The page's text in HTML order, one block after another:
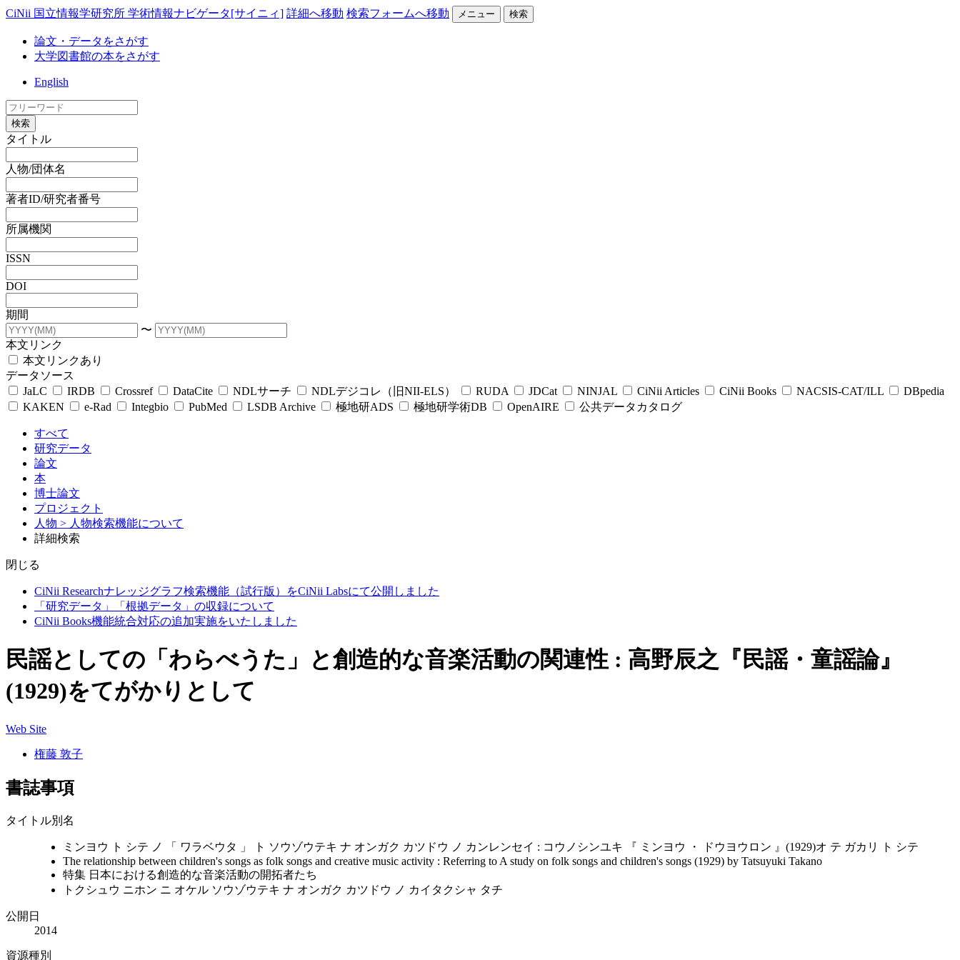
CiNii 国立情報学研究所 学術情報ナビゲータ[サイニィ] 詳細へ移動 検索フォームへ移動 メニュー 検索
論文・データをさがす
大学図書館の本をさがす
English
検索
タイトル
人物/団体名
著者ID/研究者番号
所属機関
ISSN
DOI
期間
〜
本文リンク
本文リンクあり
データソース
JaLC
IRDB Crossref DataCite NDLサーチ NDLデジコレ（旧NII-ELS） RUDA JDCat NINJAL CiNii Articles CiNii Books NACSIS-CAT/ILL
DBpedia
KAKEN
e-Rad Integbio PubMed LSDB Archive 極地研ADS 極地研学術DB OpenAIRE 公共データカタログ
すべて
研究データ
論文
本
博士論文
プロジェクト
人物 > 人物検索機能について
詳細検索
閉じる
CiNii Researchナレッジグラフ検索機能（試行版）をCiNii Labsにて公開しました
「研究データ」「根拠データ」の収録について
CiNii Books機能統合対応の追加実施をいたしました
民謡としての「わらべうた」と創造的な音楽活動の関連性 : 高野辰之『民謡・童謡論』
(1929)をてがかりとして
Web Site
権藤 敦子
書誌事項
タイトル別名
ミンヨウ ト シテ ノ 「 ワラベウタ 」 ト ソウゾウテキ ナ オンガク カツドウ ノ カンレンセイ : コウノシンユキ 『 ミンヨウ ・ ドウヨウロン 』(1929)オ テ ガカリ ト シテ
The relationship between children's songs as folk songs and creative music activity : Referring to A study on folk songs and children's songs (1929) by Tatsuyuki Takano
特集 日本における創造的な音楽活動の開拓者たち
トクシュウ ニホン ニ オケル ソウゾウテキ ナ オンガク カツドウ ノ カイタクシャ タチ
公開日
2014
資源種別